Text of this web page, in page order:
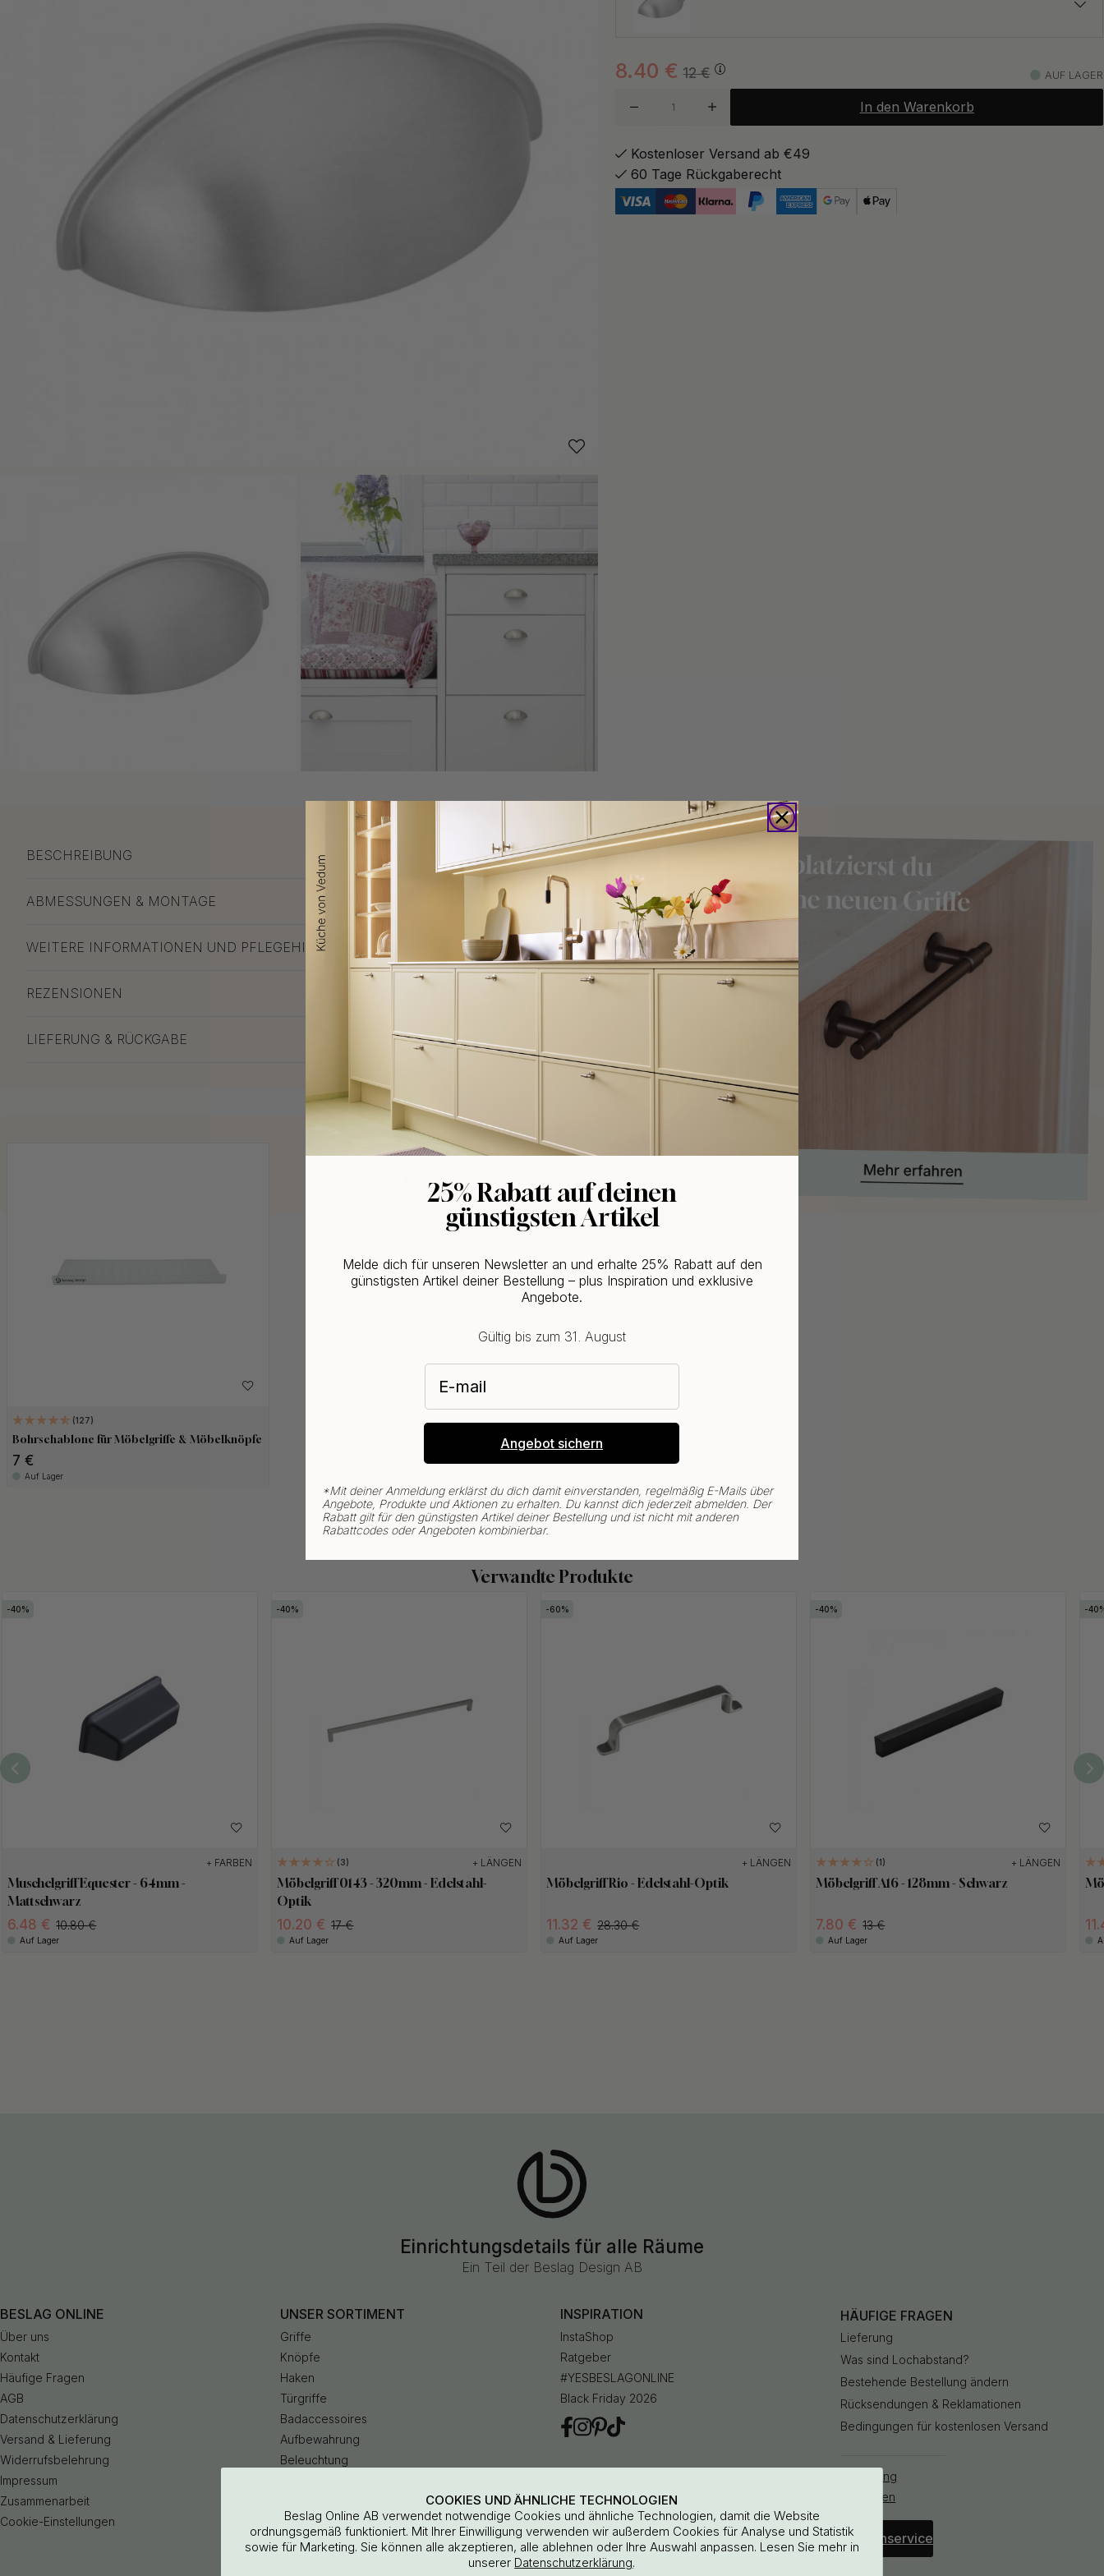
Zinnoxid
Auf Lager
12€
8.40 € AUF LAGER
In den Warenkorb
Kostenloser Versand ab €49
60 Tage Rückgaberecht
BESCHREIBUNG
ABMESSUNGEN & MONTAGE
WEITERE INFORMATIONEN UND PFLEGEHINWEISE
REZENSIONEN
LIEFERUNG & RÜCKGABE
Kaufen Sie zusammen mit
127
Bohrschablone für Möbelgriffe & Möbelknöpfe
7 €
Auf Lager
Verwandte Produkte
40
+ FARBEN
Muschelgriff Equester - 64mm -
Mattschwarz
6.48 10.80
Auf Lager
40
3 + LÄNGEN
Möbelgriff 0143 - 320mm - Edelstahl-
Optik
10.20 17
Auf Lager
60
+ LÄNGEN
Möbelgriff Rio - Edelstahl-Optik
11.32 28.30
Auf Lager
40
1 + LÄNGEN
Möbelgriff A16 - 128mm - Schwarz
7.80 13
Auf Lager
40
Einrichtungsdetails für alle Räume
Ein Teil der Beslag Design AB
BESLAG ONLINE
Über uns
Kontakt
Häufige Fragen
AGB
Datenschutzerklärung
Versand & Lieferung
Widerrufsbelehrung
Impressum
Zusammenarbeit
Cookie-Einstellungen
UNSER SORTIMENT
Griffe
Knöpfe
Haken
Türgriffe
Badaccessoires
Aufbewahrung
Beleuchtung
INSPIRATION
InstaShop
Ratgeber
#YESBESLAGONLINE
Black Friday 2026
HÄUFIGE FRAGEN
Lieferung
Was sind Lochabstand?
Bestehende Bestellung ändern
Rücksendungen & Reklamationen
Bedingungen für kostenlosen Versand
Bestellung
stornieren
Kundenservice
COOKIES UND ÄHNLICHE TECHNOLOGIEN
Beslag Online AB verwendet notwendige Cookies und ähnliche Technologien, damit die Website
ordnungsgemäß funktioniert. Mit Ihrer Einwilligung verwenden wir außerdem Cookies für Analyse und Statistik
sowie für Marketing. Sie können alle akzeptieren, alle ablehnen oder Ihre Auswahl anpassen. Lesen Sie mehr in
unserer Datenschutzerklärung.
WOULD YOU RATHER VISIT?
EU
CHANGE COUNTRY
25% Rabatt auf deinen
günstigsten Artikel
Melde dich für unseren Newsletter an und erhalte 25% Rabatt auf den
günstigsten Artikel deiner Bestellung – plus Inspiration und exklusive
Angebote.
Gültig bis zum 31. August
E-mail
Angebot sichern
*Mit deiner Anmeldung erklärst du dich damit einverstanden, regelmäßig E-Mails über
Angebote, Produkte und Aktionen zu erhalten. Du kannst dich jederzeit abmelden. Der
Rabatt gilt für den günstigsten Artikel deiner Bestellung und ist nicht mit anderen
Rabattcodes oder Angeboten kombinierbar.